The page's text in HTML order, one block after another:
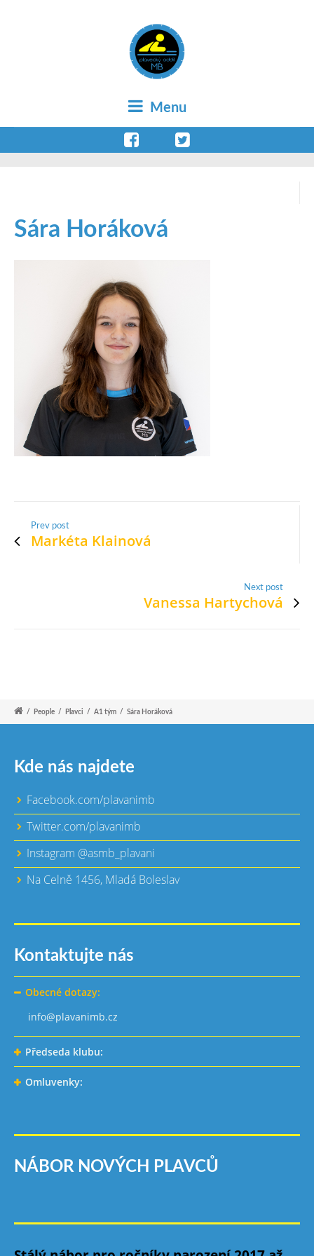
Menu
Sára Horáková
Prev post
Markéta Klainová
Next post
Vanessa Hartychová
/ People / Plavci / A1 tým / Sára Horáková
Kde nás najdete
Facebook.com/plavanimb
Twitter.com/plavanimb
Instagram @asmb_plavani
Na Celně 1456, Mladá Boleslav
Kontaktujte nás
Obecné dotazy:
info@plavanimb.cz
Předseda klubu:
Omluvenky:
NÁBOR NOVÝCH PLAVCŮ